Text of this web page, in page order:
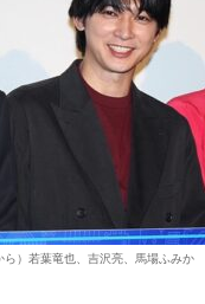
ら）若葉竜也、吉沢亮、馬場ふみか